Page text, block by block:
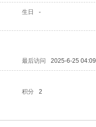
生日 -
最后访问 2025-6-25 04:09
积分 2